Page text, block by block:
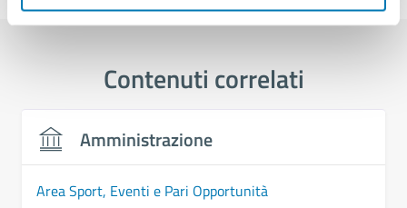
Contenuti correlati
Amministrazione
Area Sport, Eventi e Pari Opportunità